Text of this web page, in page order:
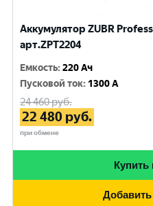
Аккумулятор ZUBR
арт.ZPT2204
Емкость:220 Ач
Пусковой ток: 1300 A
24 460руб.
22 480 руб.
при обмене
Купить